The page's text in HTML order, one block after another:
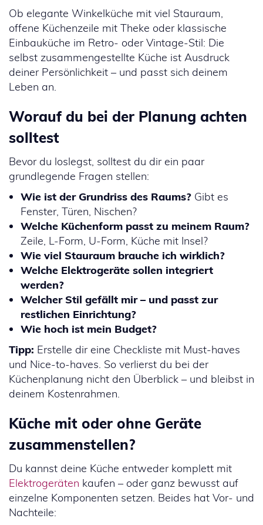
Ob elegante Winkelküche mit viel Stauraum,
offene Küchenzeile mit Theke oder klassische
Einbauküche im Retro- oder Vintage-Stil: Die
selbst zusammengestellte Küche ist Ausdruck
deiner Persönlichkeit – und passt sich deinem
Leben an.
Worauf du bei der Planung achten
solltest
Bevor du loslegst, solltest du dir ein paar
grundlegende Fragen stellen:
Wie ist der Grundriss des Raums? Gibt es
Fenster, Türen, Nischen?
Welche Küchenform passt zu meinem Raum?
Zeile, L-Form, U-Form, Küche mit Insel?
Wie viel Stauraum brauche ich wirklich?
Welche Elektrogeräte sollen integriert
werden?
Welcher Stil gefällt mir – und passt zur
restlichen Einrichtung?
Wie hoch ist mein Budget?
Tipp: Erstelle dir eine Checkliste mit Must-haves
und Nice-to-haves. So verlierst du bei der
Küchenplanung nicht den Überblick – und bleibst in
deinem Kostenrahmen.
Küche mit oder ohne Geräte
zusammenstellen?
Du kannst deine Küche entweder komplett mit
Elektrogeräten kaufen – oder ganz bewusst auf
einzelne Komponenten setzen. Beides hat Vor- und
Nachteile: